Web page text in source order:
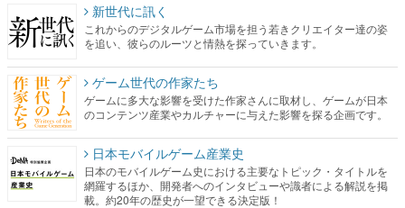
新世代に訊く
これからのデジタルゲーム市場を担う若きクリエイター達の姿
を追い、彼らのルーツと情熱を探っていきます。
ゲーム世代の作家たち
ゲームに多大な影響を受けた作家さんに取材し、ゲームが日本
のコンテンツ産業やカルチャーに与えた影響を探る企画です。
日本モバイルゲーム産業史
日本のモバイルゲーム史における主要なトピック・タイトルを
網羅するほか、開発者へのインタビューや識者による解説を掲
載。約20年の歴史が一望できる決定版！